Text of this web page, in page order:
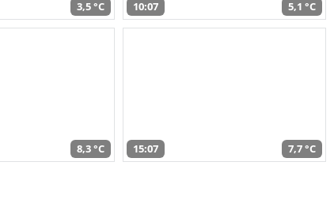
3,5 °C 10:07 5,1 °C
8,3 °C 15:07 7,7 °C